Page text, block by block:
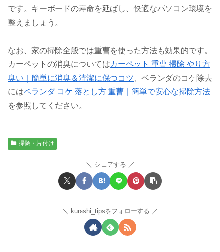
です。キーボードの寿命を延ばし、快適なパソコン環境を
整えましょう。
なお、家の掃除全般では重曹を使った方法も効果的です。
カーペットの消臭についてはカーペット 重曹 掃除 やり方
臭い｜簡単に消臭＆清潔に保つコツ 、ベランダのコケ除去
にはベランダ コケ 落とし方 重曹｜簡単で安心な掃除方法
を参照してください。
掃除・片付け
シェアする
kurashi_tipsをフォローする